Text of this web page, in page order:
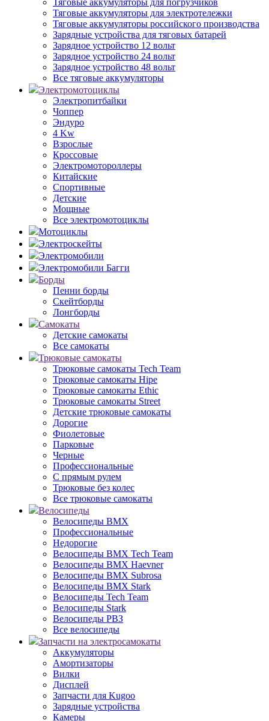
Тяговые аккумуляторы для погрузчиков
Тяговые аккумуляторы для электротележки
Тяговые аккумуляторы российского производства
Зарядные устройства для тяговых батарей
Зарядное устройство 12 вольт
Зарядное устройство 24 вольт
Зарядное устройство 48 вольт
Все тяговые аккумуляторы
Электромотоциклы
Электропитбайки
Чоппер
Эндуро
4 Kw
Взрослые
Кроссовые
Электромотороллеры
Китайские
Спортивные
Детские
Мощные
Все электромотоциклы
Мотоциклы
Электроскейты
Электромобили
Электромобили Багги
Борды
Пенни борды
Скейтборды
Лонгборды
Самокаты
Детские самокаты
Все самокаты
Трюковые самокаты
Трюковые самокаты Tech Team
Трюковые самокаты Hipe
Трюковые самокаты Ethic
Трюковые самокаты Street
Детские трюковые самокаты
Дорогие
Фиолетовые
Парковые
Черные
Профессиональные
С прямым рулем
Трюковые без колес
Все трюковые самокаты
Велосипеды
Велосипеды BMX
Профессиональные
Недорогие
Велосипеды BMX Tech Team
Велосипеды BMX Haevner
Велосипеды BMX Subrosa
Велосипеды BMX Stark
Велосипеды Tech Team
Велосипеды Stark
Велосипеды РВЗ
Все велосипеды
Запчасти на электросамокаты
Аккумуляторы
Амортизаторы
Вилки
Дисплей
Запчасти для Kugoo
Зарядные устройства
Камеры